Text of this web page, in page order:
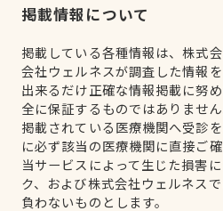
掲載情報について
掲載している各種情報は、株式
会社ウェルネスが調査した情報を
出来るだけ正確な情報掲載に努
全に保証するものではありません
掲載されている医療機関へ受診
に必ず該当の医療機関に直接ご確
当サービスによって生じた損害
ク、および株式会社ウェルネス
負わないものとします。